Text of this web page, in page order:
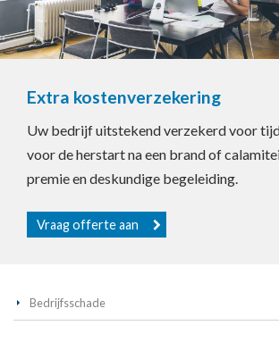
Extra kostenverzekering
Uw bedrijf uitstekend verzekerd voor
voor de herstart na een brand of
premie en deskundige begeleiding.
Vraag offerte aan
Bedrijfsschade